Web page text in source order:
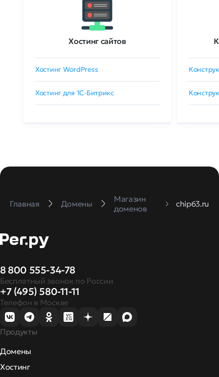
Хостинг сайтов
Хостинг WordPress
Хостинг для 1C-Битрикс
Главная Домены
Магазин
доменов
chip63.ru
8 800 555-34-78
Бесплатный звонок по России
+7 (495) 580-11-11
Телефон в Москве
Продукты
Домены
Хостинг